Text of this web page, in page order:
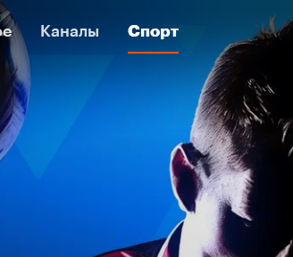
Каналы Спорт
Каналы Спорт